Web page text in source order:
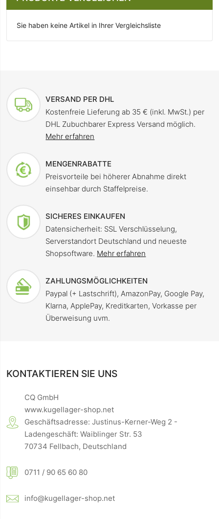
Sie haben keine Artikel in Ihrer Vergleichsliste
VERSAND PER DHL
Kostenfreie Lieferung ab 35 € (inkl. MwSt.) per
DHL Zubuchbarer Express Versand möglich.
Mehr erfahren
MENGENRABATTE
Preisvorteile bei höherer Abnahme direkt
einsehbar durch Staffelpreise.
SICHERES EINKAUFEN
Datensicherheit: SSL Verschlüsselung,
Serverstandort Deutschland und neueste
Shopsoftware. Mehr erfahren
ZAHLUNGSMÖGLICHKEITEN
Paypal (+ Lastschrift), AmazonPay, Google Pay,
Klarna, ApplePay, Kreditkarten, Vorkasse per
Überweisung uvm.
KONTAKTIEREN SIE UNS
CQ GmbH
www.kugellager-shop.net
Geschäftsadresse: Justinus-Kerner-Weg 2 -
Ladengeschäft: Waiblinger Str. 53
70734 Fellbach, Deutschland
0711 / 90 65 60 80
info@kugellager-shop.net